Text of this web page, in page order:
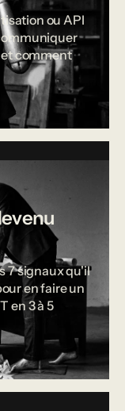
ou API
et comment
7 signaux qu'il
en faire un
en 3 à 5